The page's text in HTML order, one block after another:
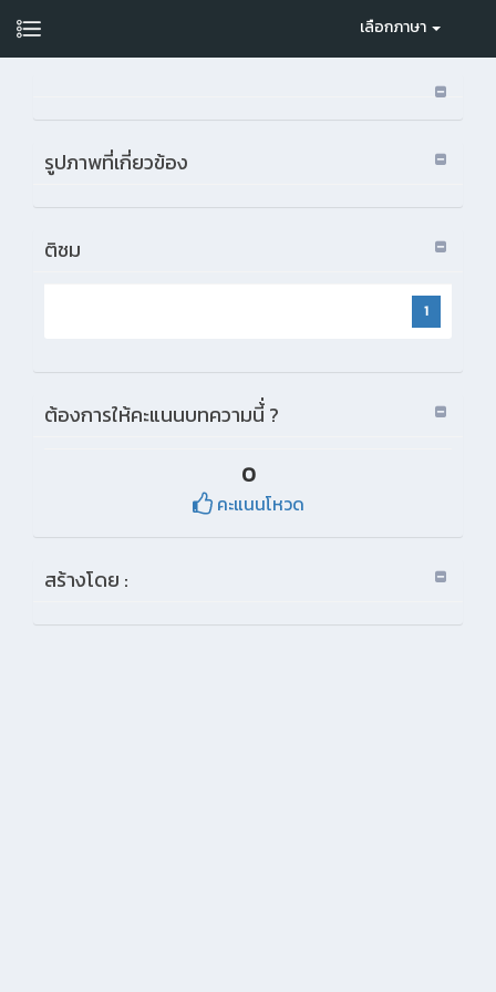
เลือกภาษา
รูปภาพที่เกี่ยวข้อง
ติชม
1
ต้องการให้คะแนนบทความนี้่ ?
0
คะแนนโหวด
สร้างโดย :